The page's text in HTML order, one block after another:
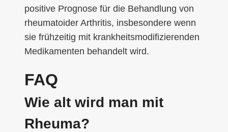
positive Prognose für die Behandlung von
rheumatoider Arthritis, insbesondere wenn
sie frühzeitig mit krankheitsmodifizierenden
Medikamenten behandelt wird.
FAQ
Wie alt wird man mit
Rheuma?